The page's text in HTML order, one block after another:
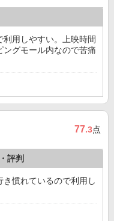
用しやすい。上映時間
グモール内なので苦痛
77.3点
評判
慣れているので利用し